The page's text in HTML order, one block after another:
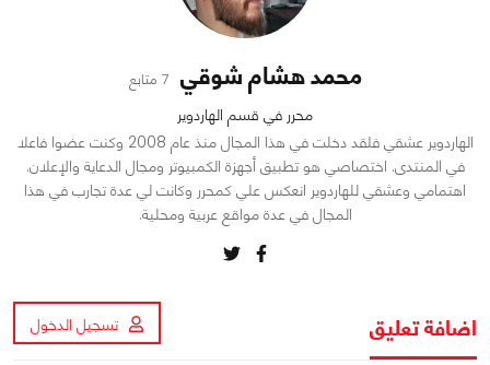
محمد هشام شوقي 7 متابع
محرر في قسم الهاردوير
الهاردوير عشقي فلقد دخلت في هذا المجال منذ عام 2008 وكنت عضوا فاعلا
في المنتدى. اختصاصي هو تطبيق أجهزة الكمبيوتر ومجال الدعاية والإعلان.
اهتمامي وعشقي للهاردوير انعكس علي كمحرر وكانت لي عدة تجارب في هذا
المجال في عدة مواقع عربية ومحلية.
اضافة تعليق تسجيل الدخول